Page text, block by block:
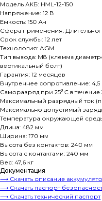
Модель АКБ: HML-12-150
Напряжение: 12 В
Емкость: 150 Ач
Сфера применения:
Срок службы: 12 лет
Технология: AGM
Тип вывода: M8 (клемма
вертикальный болт)
Гарантия: 12 месяцев
Внутреннее сопротивление:
Саморазряд при 25⁰ С в
Максимальный разрядный ток
Максимально допустимый
Температура окружающей
Длина: 482 мм
Ширина: 170 мм
Высота без контактов: 240 мм
Высота с контактами: 240 мм
Вес: 47,6 кг
Документация
⟶ Скачать описание
⟶ Скачать паспорт
⟶ Скачать технический паспорт